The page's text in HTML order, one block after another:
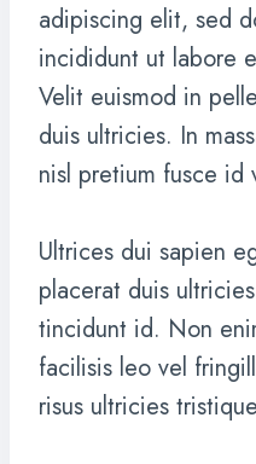
adipiscing elit, sed
incididunt ut labore
Velit euismod in
duis ultricies. In
nisl pretium fusce id
Ultrices dui sapien
placerat duis
tincidunt id. Non
facilisis leo vel
risus ultricies